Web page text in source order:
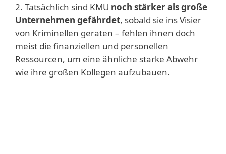
2. Tatsächlich sind KMU noch stärker als große
Unternehmen gefährdet, sobald sie ins Visier
von Kriminellen geraten – fehlen ihnen doch
meist die finanziellen und personellen
Ressourcen, um eine ähnliche starke Abwehr
wie ihre großen Kollegen aufzubauen.